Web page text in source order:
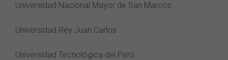
Universidad Nacional Mayor de San Marcos
Universidad Rey Juan Carlos
Universidad Tecnológica del Perú